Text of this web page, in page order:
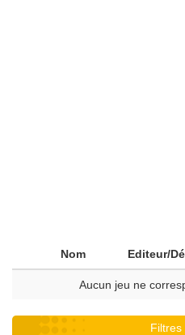
Nom Editeur/
Aucun jeu ne
Filtres